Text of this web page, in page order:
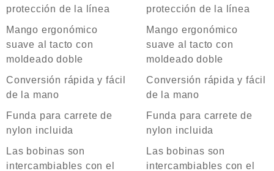
protección de la línea
Mango ergonómico
suave al tacto con
moldeado doble
Conversión rápida y fácil
de la mano
Funda para carrete de
nylon incluida
Las bobinas son
intercambiables con el
protección de la línea
Mango ergonómico
suave al tacto con
moldeado doble
Conversión rápida y fácil
de la mano
Funda para carrete de
nylon incluida
Las bobinas son
intercambiables con el